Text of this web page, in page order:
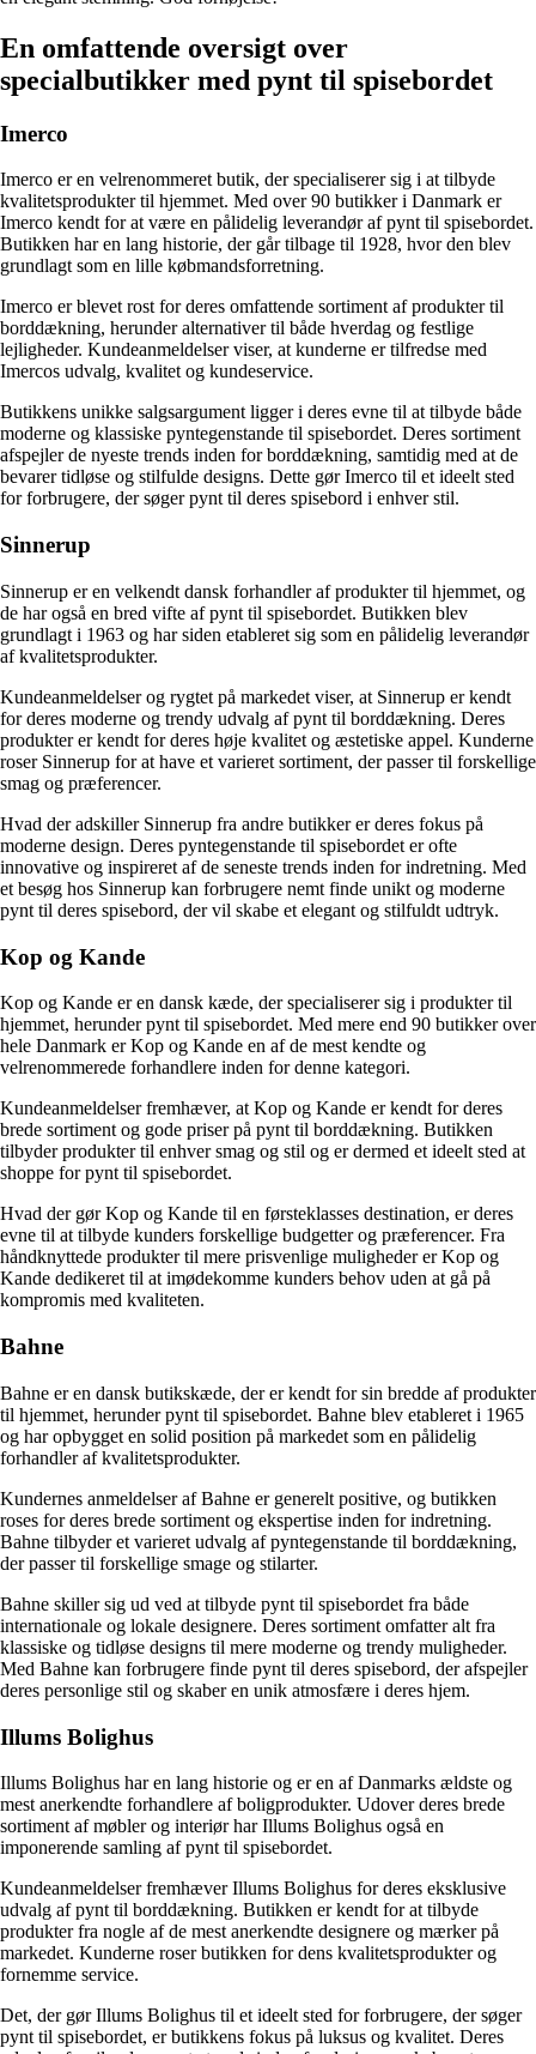
En omfattende oversigt over
specialbutikker med pynt til spisebordet
Imerco
Imerco er en velrenommeret butik, der specialiserer sig i at tilbyde
kvalitetsprodukter til hjemmet. Med over 90 butikker i Danmark er
Imerco kendt for at være en pålidelig leverandør af pynt til spisebordet.
Butikken har en lang historie, der går tilbage til 1928, hvor den blev
grundlagt som en lille købmandsforretning.
Imerco er blevet rost for deres omfattende sortiment af produkter til
borddækning, herunder alternativer til både hverdag og festlige
lejligheder. Kundeanmeldelser viser, at kunderne er tilfredse med
Imercos udvalg, kvalitet og kundeservice.
Butikkens unikke salgsargument ligger i deres evne til at tilbyde både
moderne og klassiske pyntegenstande til spisebordet. Deres sortiment
afspejler de nyeste trends inden for borddækning, samtidig med at de
bevarer tidløse og stilfulde designs. Dette gør Imerco til et ideelt sted
for forbrugere, der søger pynt til deres spisebord i enhver stil.
Sinnerup
Sinnerup er en velkendt dansk forhandler af produkter til hjemmet, og
de har også en bred vifte af pynt til spisebordet. Butikken blev
grundlagt i 1963 og har siden etableret sig som en pålidelig leverandør
af kvalitetsprodukter.
Kundeanmeldelser og rygtet på markedet viser, at Sinnerup er kendt
for deres moderne og trendy udvalg af pynt til borddækning. Deres
produkter er kendt for deres høje kvalitet og æstetiske appel. Kunderne
roser Sinnerup for at have et varieret sortiment, der passer til forskellige
smag og præferencer.
Hvad der adskiller Sinnerup fra andre butikker er deres fokus på
moderne design. Deres pyntegenstande til spisebordet er ofte
innovative og inspireret af de seneste trends inden for indretning. Med
et besøg hos Sinnerup kan forbrugere nemt finde unikt og moderne
pynt til deres spisebord, der vil skabe et elegant og stilfuldt udtryk.
Kop og Kande
Kop og Kande er en dansk kæde, der specialiserer sig i produkter til
hjemmet, herunder pynt til spisebordet. Med mere end 90 butikker over
hele Danmark er Kop og Kande en af de mest kendte og
velrenommerede forhandlere inden for denne kategori.
Kundeanmeldelser fremhæver, at Kop og Kande er kendt for deres
brede sortiment og gode priser på pynt til borddækning. Butikken
tilbyder produkter til enhver smag og stil og er dermed et ideelt sted at
shoppe for pynt til spisebordet.
Hvad der gør Kop og Kande til en førsteklasses destination, er deres
evne til at tilbyde kunders forskellige budgetter og præferencer. Fra
håndknyttede produkter til mere prisvenlige muligheder er Kop og
Kande dedikeret til at imødekomme kunders behov uden at gå på
kompromis med kvaliteten.
Bahne
Bahne er en dansk butikskæde, der er kendt for sin bredde af produkter
til hjemmet, herunder pynt til spisebordet. Bahne blev etableret i 1965
og har opbygget en solid position på markedet som en pålidelig
forhandler af kvalitetsprodukter.
Kundernes anmeldelser af Bahne er generelt positive, og butikken
roses for deres brede sortiment og ekspertise inden for indretning.
Bahne tilbyder et varieret udvalg af pyntegenstande til borddækning,
der passer til forskellige smage og stilarter.
Bahne skiller sig ud ved at tilbyde pynt til spisebordet fra både
internationale og lokale designere. Deres sortiment omfatter alt fra
klassiske og tidløse designs til mere moderne og trendy muligheder.
Med Bahne kan forbrugere finde pynt til deres spisebord, der afspejler
deres personlige stil og skaber en unik atmosfære i deres hjem.
Illums Bolighus
Illums Bolighus har en lang historie og er en af Danmarks ældste og
mest anerkendte forhandlere af boligprodukter. Udover deres brede
sortiment af møbler og interiør har Illums Bolighus også en
imponerende samling af pynt til spisebordet.
Kundeanmeldelser fremhæver Illums Bolighus for deres eksklusive
udvalg af pynt til borddækning. Butikken er kendt for at tilbyde
produkter fra nogle af de mest anerkendte designere og mærker på
markedet. Kunderne roser butikken for dens kvalitetsprodukter og
fornemme service.
Det, der gør Illums Bolighus til et ideelt sted for forbrugere, der søger
pynt til spisebordet, er butikkens fokus på luksus og kvalitet. Deres